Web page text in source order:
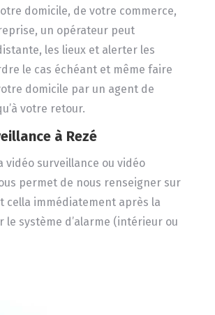
domicile, de votre commerce,
un opérateur peut
les lieux et alerter les
le cas échéant et même faire
domicile par un agent de
votre retour.
à Rezé
vidéo surveillance ou vidéo
permet de nous renseigner sur
cella immédiatement après la
le système d’alarme (intérieur ou